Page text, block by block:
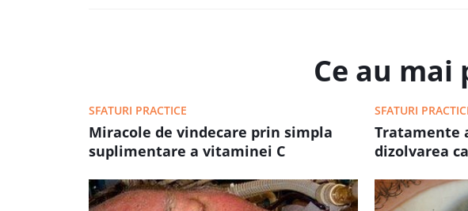
Ce au
SFATURI PRACTICE
Miracole de vindecare prin simpla
suplimentare a vitaminei C
SFATURI
Tratamente
dizolvarea